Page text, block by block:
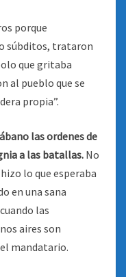
porque
súbditos, trataron
que gritaba
al pueblo que se
propia”.
las ordenes de
a las batallas. No
lo que esperaba
en una sana
las
aires son
mandatario.